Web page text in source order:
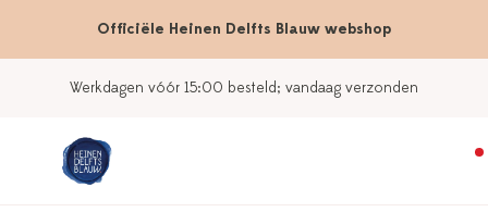
Officiële Heinen Delfts Blauw webshop
Werkdagen vóór 15:00 besteld; vandaag verzonden